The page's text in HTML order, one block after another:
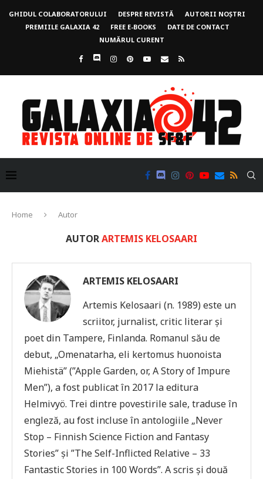
GHIDUL COLABORATORULUI DESPRE REVISTĂ
AUTORII NOȘTRI
PREMIILE GALAXIA 42
FREE E-BOOKS
DATE DE CONTACT
NUMĂRUL CURENT
Home Autor
AUTORARTEMIS KELOSAARI
ARTEMIS KELOSAARI
Artemis Kelosaari (n. 1989) este un
scriitor, jurnalist, critic literar și
poet din Tampere, Finlanda. Romanul său de
debut, „Omenatarha, eli kertomus huonoista
Miehistä” (”Apple Garden, or, A Story of Impure
Men”), a fost publicat în 2017 la editura
Helmivyö. Trei dintre povestirile sale, traduse în
engleză, au fost incluse în antologiile „Never
Stop – Finnish Science Fiction and Fantasy
Stories” și ”The Self-Inflicted Relative – 33
Fantastic Stories in 100 Words”. A scris și două